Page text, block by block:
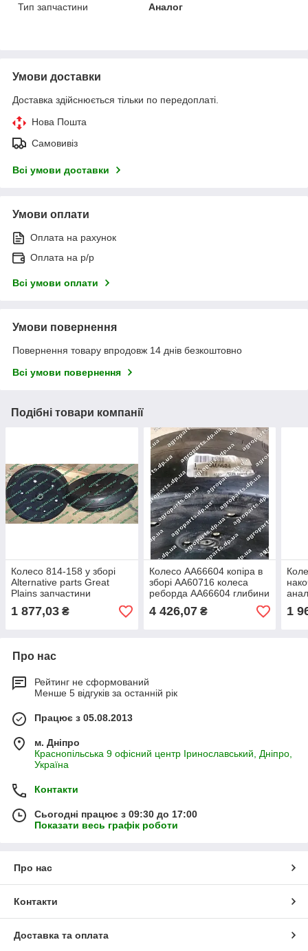
Тип запчастини
Аналог
Умови доставки
Доставка здійснюється тільки по передоплаті.
Нова Пошта
Самовивіз
Всі умови доставки
Умови оплати
Оплата на рахунок
Оплата на р/р
Всі умови оплати
Умови повернення
Повернення товару впродовж 14 днів безкоштовно
Всі умови повернення
Подібні товари компанії
Колесо 814-158 у зборі
Alternative parts Great
Plains запчастини
прикатка 3"х13" PRESS
WHEEL 814-158c GP
1 877,03 ₴
Колесо AA66604 копіра в
зборі AA60716 колеса
реборда АА66604 глибини
John Deere запчастини
АА60716
4 426,07₴ 1
Про нас
Рейтинг не сформований
Менше 5 відгуків за останній рік
Працює з 05.08.2013
м. Дніпро
Краснопільська 9 офісний центр Іринославський, Дніпро,
Україна
Контакти
Сьогодні працює з 09:30 до 17:00
Показати весь графік роботи
Про нас
Контакти
Доставка та оплата